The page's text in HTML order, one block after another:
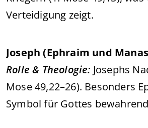
Verteidigung zeigt.
Joseph (Ephraim und
Rolle & Theologie: Josephs
Mose 49,22–26). Besonders
Symbol für Gottes